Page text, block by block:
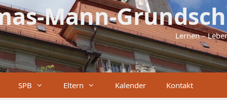
Mann-
Lernen –
SPB Eltern Kalender Kontakt